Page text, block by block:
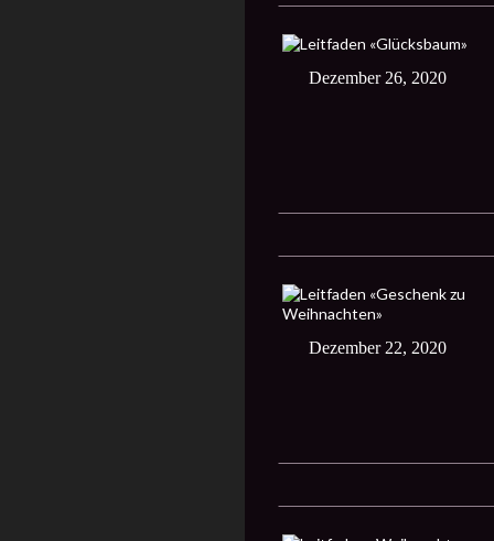
Dezember 26, 2020
Dezember 22, 2020